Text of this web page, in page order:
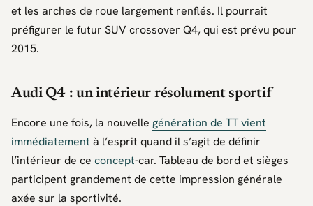
et les arches de roue largement renflés. Il pourrait
préfigurer le futur SUV crossover Q4, qui est prévu pour
2015.
Audi Q4 : un intérieur résolument sportif
Encore une fois, la nouvelle génération de TT vient
immédiatement à l’esprit quand il s’agit de définir
l’intérieur de ce concept-car. Tableau de bord et sièges
participent grandement de cette impression générale
axée sur la sportivité.